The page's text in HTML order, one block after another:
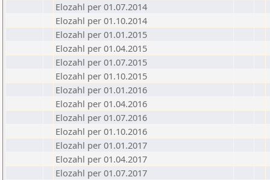
Elozahl per 01.07.2014
Elozahl per 01.10.2014
Elozahl per 01.01.2015
Elozahl per 01.04.2015
Elozahl per 01.07.2015
Elozahl per 01.10.2015
Elozahl per 01.01.2016
Elozahl per 01.04.2016
Elozahl per 01.07.2016
Elozahl per 01.10.2016
Elozahl per 01.01.2017
Elozahl per 01.04.2017
Elozahl per 01.07.2017